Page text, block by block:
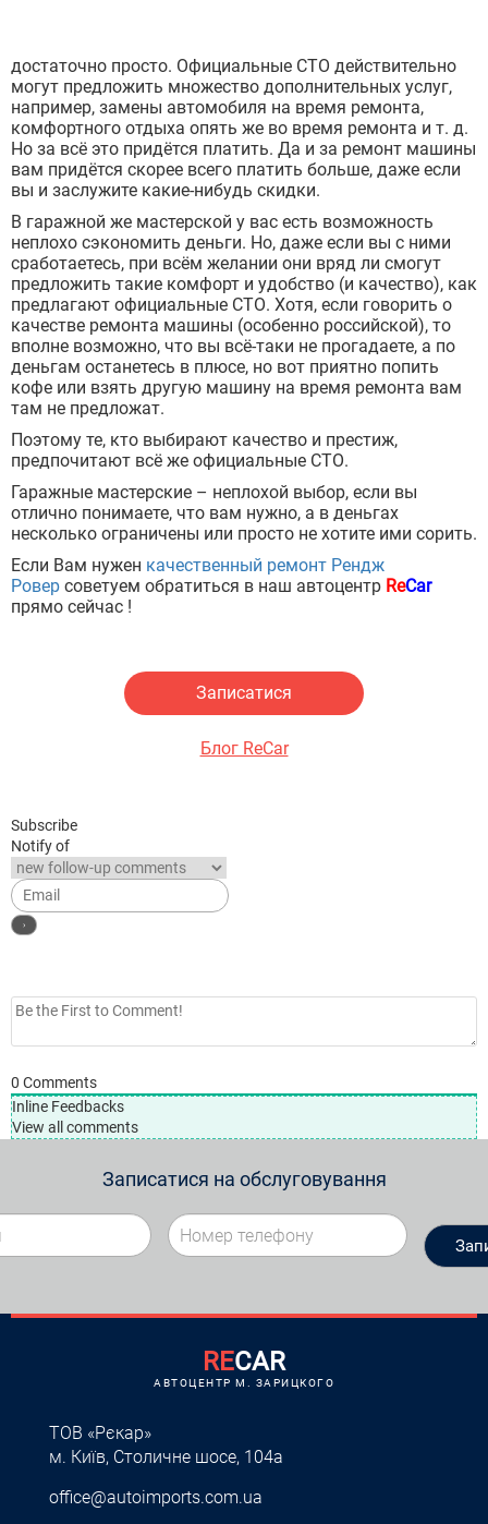
достаточно просто. Официальные СТО действительно
могут предложить множество дополнительных услуг,
например, замены автомобиля на время ремонта,
комфортного отдыха опять же во время ремонта и т. д.
Но за всё это придётся платить. Да и за ремонт машины
вам придётся скорее всего платить больше, даже если
вы и заслужите какие-нибудь скидки.
В гаражной же мастерской у вас есть возможность
неплохо сэкономить деньги. Но, даже если вы с ними
сработаетесь, при всём желании они вряд ли смогут
предложить такие комфорт и удобство (и качество), как
предлагают официальные СТО. Хотя, если говорить о
качестве ремонта машины (особенно российской), то
вполне возможно, что вы всё-таки не прогадаете, а по
деньгам останетесь в плюсе, но вот приятно попить
кофе или взять другую машину на время ремонта вам
там не предложат.
Поэтому те, кто выбирают качество и престиж,
предпочитают всё же официальные СТО.
Гаражные мастерские – неплохой выбор, если вы
отлично понимаете, что вам нужно, а в деньгах
несколько ограничены или просто не хотите ими сорить.
Если Вам нужен качественный ремонт Рендж
Ровер советуем обратиться в наш автоцентр ReCar
прямо сейчас !
Записатися
Блог ReCar
Subscribe
Notify of
0 Comments
Inline Feedbacks
View all comments
Записатися на обслуговування
RECAR
АВТОЦЕНТР M. ЗАРИЦКОГО
ТОВ «Рєкар»
м. Київ, Столичне шосе, 104а
office@autoimports.com.ua